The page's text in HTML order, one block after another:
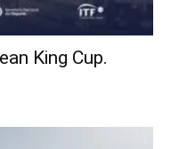
King Cup.